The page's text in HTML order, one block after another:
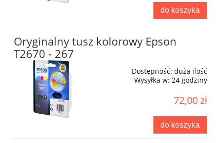
do koszyka
Oryginalny tusz kolorowy Epson
T2670 - 267
Dostępność: duża ilość
Wysyłka w: 24 godziny
72,00 zł
do koszyka